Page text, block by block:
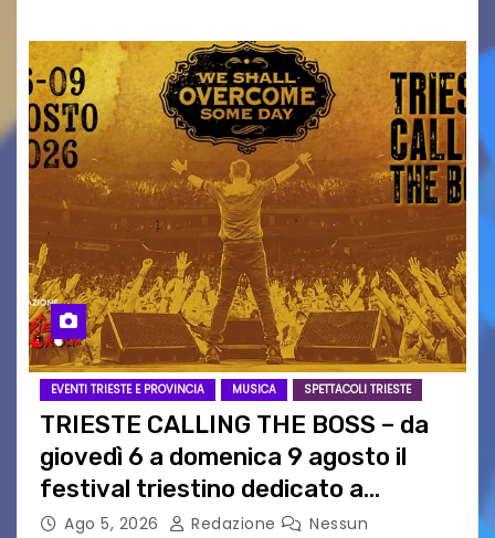
EVENTI TRIESTE E PROVINCIA MUSICA SPETTACOLI TRIESTE
TRIESTE CALLING THE BOSS – da
giovedì 6 a domenica 9 agosto il
festival triestino dedicato a
Springsteen
Ago 5, 2026 Redazione
Nessun